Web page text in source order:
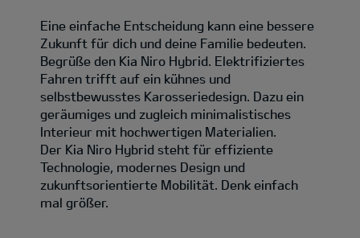
Eine einfache Entscheidung kann eine bessere
Zukunft für dich und deine Familie bedeuten.
Begrüße den Kia Niro Hybrid. Elektrifiziertes
Fahren trifft auf ein kühnes und
selbstbewusstes Karosseriedesign. Dazu ein
geräumiges und zugleich minimalistisches
Interieur mit hochwertigen Materialien.
Der Kia Niro Hybrid steht für effiziente
Technologie, modernes Design und
zukunftsorientierte Mobilität. Denk einfach
mal größer.